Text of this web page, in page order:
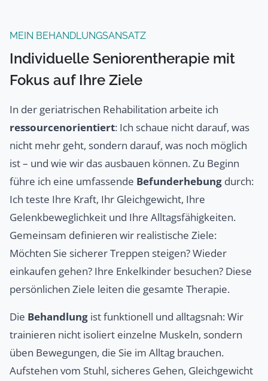
MEIN BEHANDLUNGSANSATZ
Individuelle Seniorentherapie mit
Fokus auf Ihre Ziele
In der geriatrischen Rehabilitation arbeite ich
ressourcenorientiert: Ich schaue nicht darauf, was
nicht mehr geht, sondern darauf, was noch möglich
ist – und wie wir das ausbauen können. Zu Beginn
führe ich eine umfassende Befunderhebung durch:
Ich teste Ihre Kraft, Ihr Gleichgewicht, Ihre
Gelenkbeweglichkeit und Ihre Alltagsfähigkeiten.
Gemeinsam definieren wir realistische Ziele:
Möchten Sie sicherer Treppen steigen? Wieder
einkaufen gehen? Ihre Enkelkinder besuchen? Diese
persönlichen Ziele leiten die gesamte Therapie.
Die Behandlung ist funktionell und alltagsnah: Wir
trainieren nicht isoliert einzelne Muskeln, sondern
üben Bewegungen, die Sie im Alltag brauchen.
Aufstehen vom Stuhl, sicheres Gehen, Gleichgewicht